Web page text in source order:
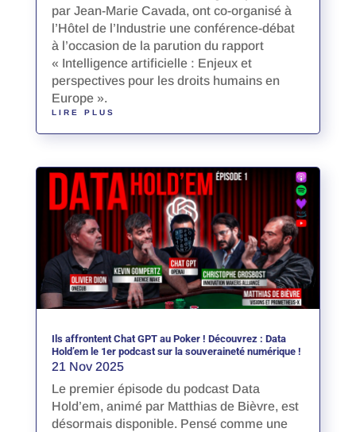
par Jean-Marie Cavada, ont co-organisé à
l’Hôtel de l’Industrie une conférence-débat
à l’occasion de la parution du rapport
« Intelligence artificielle : Enjeux et
perspectives pour les droits humains en
Europe ».
LIRE PLUS
Ils affrontent Chat GPT au Poker ! Découvrez : Data
Hold’em le 1er podcast sur la souveraineté numérique !
21 Nov 2025
Le premier épisode du podcast Data
Hold’em, animé par Matthias de Bièvre, est
désormais disponible. Pensé comme une